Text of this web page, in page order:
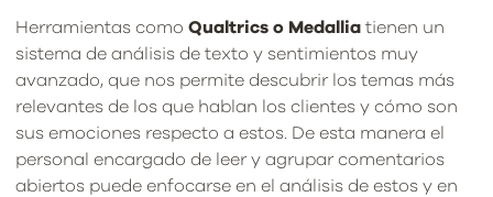
Herramientas como Qualtrics o Medallia tienen un
sistema de análisis de texto y sentimientos muy
avanzado, que nos permite descubrir los temas más
relevantes de los que hablan los clientes y cómo son
sus emociones respecto a estos. De esta manera el
personal encargado de leer y agrupar comentarios
abiertos puede enfocarse en el análisis de estos y en